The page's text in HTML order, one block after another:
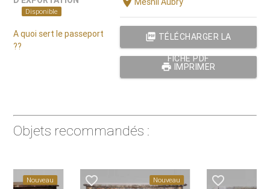
Disponible
A quoi sert le passeport
??
picture_as_pdf TÉLÉCHARGER LA
FICHE PDF
print IMPRIMER
Objets recommandés :
favorite_border Nouveau favorite_border Nouveau